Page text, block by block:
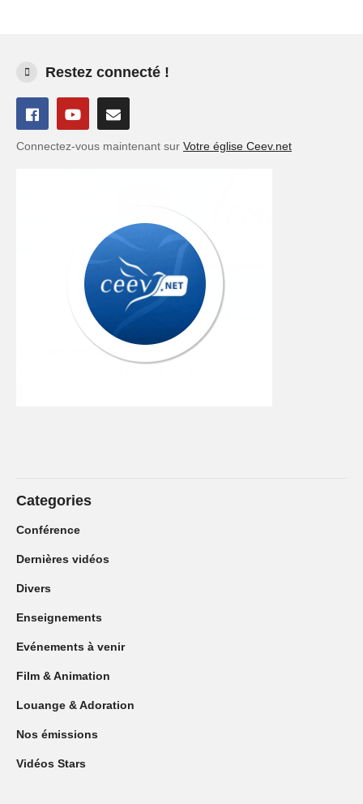
Restez connecté !
Connectez-vous maintenant sur Votre église Ceev.net
Categories
Conférence
Dernières vidéos
Divers
Enseignements
Evénements à venir
Film & Animation
Louange & Adoration
Nos émissions
Vidéos Stars